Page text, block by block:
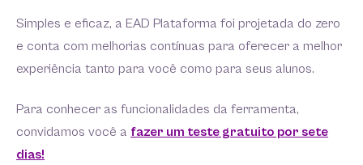
Simples e eficaz, a EAD Plataforma foi projetada do zero
e conta com melhorias contínuas para oferecer a melhor
experiência tanto para você como para seus alunos.
Para conhecer as funcionalidades da ferramenta,
convidamos você a fazer um teste gratuito por sete
dias!